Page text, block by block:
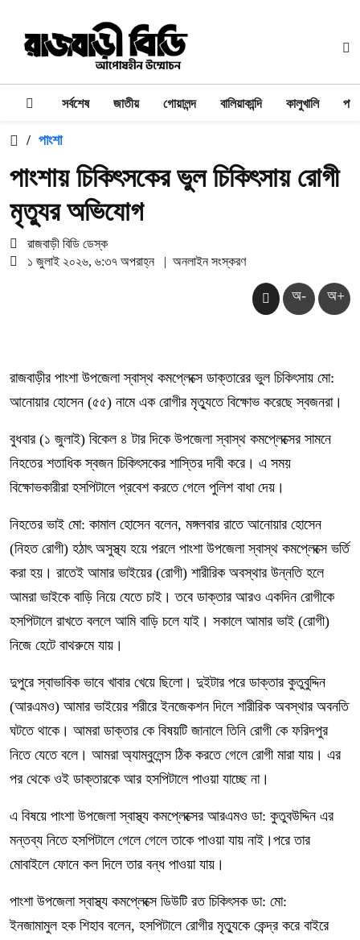
সর্বশেষ জাতীয় গোয়ালন্দ বালিয়াকান্দি কালুখালি
/ পাংশা
পাংশায় চিকিৎসকের ভুল চিকিৎসায় রোগী
মৃত্যুর অভিযোগ
রাজবাড়ী বিডি ডেস্ক
১ জুলাই ২০২৬, ৬:৩৭ অপরাহ্ন
| অনলাইন সংস্করণ
অ- অ+
রাজবাড়ীর পাংশা উপজেলা স্বাস্থ কমপ্লেক্সে ডাক্তারের ভুল চিকিৎসায় মো:
আনোয়ার হোসেন (৫৫) নামে এক রোগীর মৃত্যুতে বিক্ষোভ করেছে স্বজনরা।
বুধবার (১ জুলাই) বিকেল ৪ টার দিকে উপজেলা স্বাস্থ কমপ্লেক্সের সামনে
নিহতের শতাধিক স্বজন চিকিৎসকের শাস্তির দাবী করে। এ সময়
বিক্ষোভকারীরা হসপিটালে প্রবেশ করতে গেলে পুলিশ বাধা দেয়।
নিহতের ভাই মো: কামাল হোসেন বলেন, মঙ্গলবার রাতে আনোয়ার হোসেন
(নিহত রোগী) হঠাৎ অসুস্থ্য হয়ে পরলে পাংশা উপজেলা স্বাস্থ কমপ্লেক্সে ভর্তি
করা হয়। রাতেই আমার ভাইয়ের (রোগী) শারীরিক অবস্থার উন্নতি হলে
আমরা ভাইকে বাড়ি নিয়ে যেতে চাই। তবে ডাক্তার আরও একদিন রোগীকে
হসপিটালে রাখতে বললে আমি বাড়ি চলে যাই। সকালে আমার ভাই (রোগী)
নিজে হেটে বাথরুমে যায়।
দুপুরে স্বাভাবিক ভাবে খাবার খেয়ে ছিলো। দুইটার পরে ডাক্তার কুতুবুদ্দিন
(আরএমও) আমার ভাইয়ের শরীরে ইনজেকশন দিলে শারীরিক অবস্থার অবনতি
ঘটতে থাকে। আমরা ডাক্তার কে বিষয়টি জানালে তিনি রোগী কে ফরিদপুর
নিতে যেতে বলে। আমরা অ্যাম্বুলেন্স ঠিক করতে গেলে রোগী মারা যায়। এর
পর থেকে ওই ডাক্তারকে আর হসপিটালে পাওয়া যাচ্ছে না।
এ বিষয়ে পাংশা উপজেলা স্বাস্থ্য কমপ্লেক্সের আরএমও ডা: কুতুবউদ্দিন এর
মন্তব্য নিতে হসপিটালে গেলে গেলে তাকে পাওয়া যায় নাই।পরে তার
মোবাইলে ফোনে কল দিলে তার বন্ধ পাওয়া যায়।
পাংশা উপজেলা স্বাস্থ্য কমপ্লেক্সে ডিউটি রত চিকিৎসক ডা: মো:
ইনজামামুল হক শিহাব বলেন, হসপিটালে রোগীর মৃত্যুকে কেন্দ্র করে বাইরে